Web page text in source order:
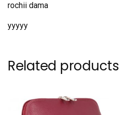
rochii dama
yyyyy
Related products